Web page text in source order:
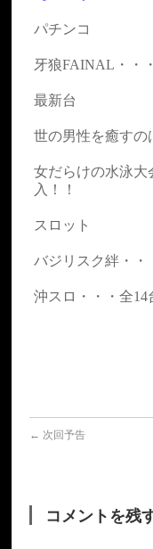
パチンコ
牙狼FAINAL・・
最新台
世の男性を癒すの
女だらけの水泳大
入！！
スロット
バジリスク絆・・
沖スロ・・・全14
← 次回予告
コメントを残